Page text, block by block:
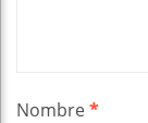
Nombre*